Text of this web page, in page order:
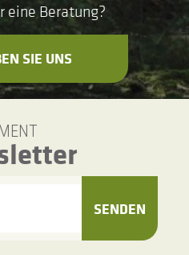
eine Beratung?
SIE UNS
SENDEN